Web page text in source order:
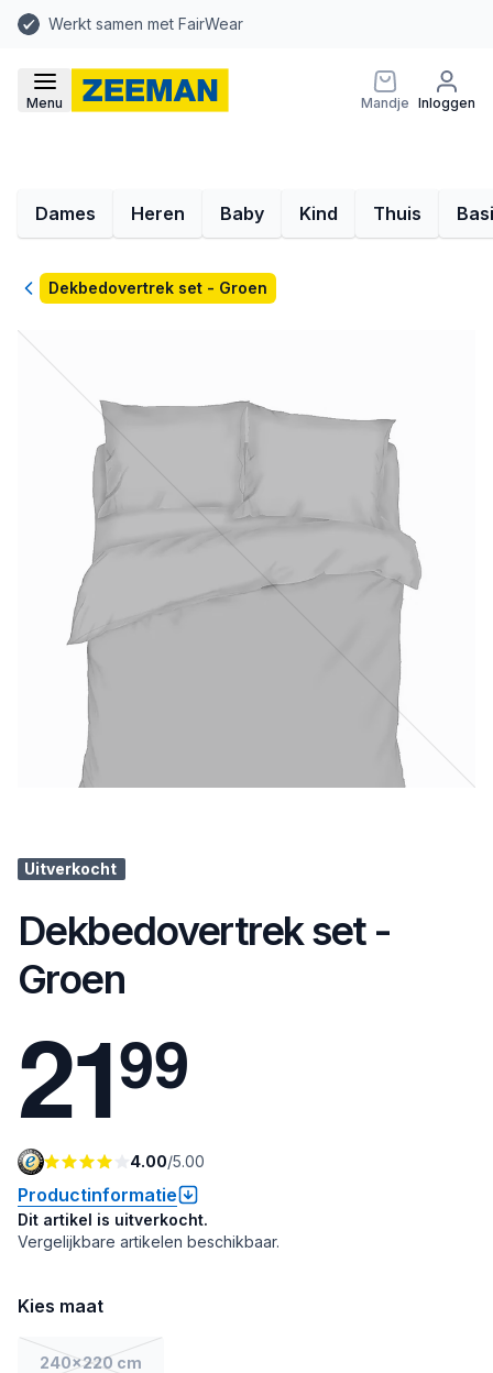
Werkt samen met FairWear
Menu Mandje Inloggen
Dames Heren Baby Kind Thuis
TerugDekbedovertrek set - Groen
Uitverkocht
Dekbedovertrek set -
Groen
2199
4.00/5.00
Productinformatie
Dit artikel is uitverkocht.
Vergelijkbare artikelen beschikbaar.
Kies maat
240x220 cm